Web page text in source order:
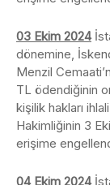
03 Ekim 2024
dönemine,
Menzil
TL ödendiğinin
kişilik hakları
Hakimliğinin 3
erişime
04 Ekim 2024